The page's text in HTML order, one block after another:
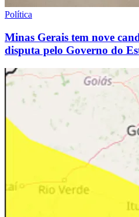
Política
Minas Gerais tem nove
disputa pelo Governo do